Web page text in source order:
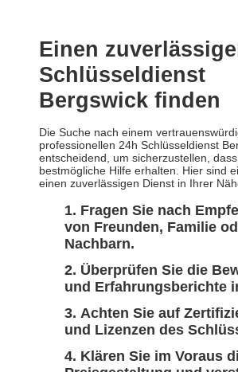
Einen
Schlüsseldienst
Bergswick finden
Die Suche nach einem
professionellen 24h Schlüsseldienst
entscheidend, um sicherzustellen,
bestmögliche Hilfe erhalten. Hier sind
einen zuverlässigen Dienst in Ihrer
Fragen Sie nach
von Freunden, Familie
Nachbarn.
Überprüfen Sie die
und Erfahrungsberichte
Achten Sie auf
und Lizenzen des
Klären Sie im Voraus